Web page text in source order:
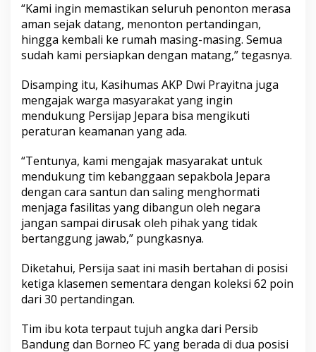
​“Kami ingin memastikan seluruh penonton merasa
aman sejak datang, menonton pertandingan,
hingga kembali ke rumah masing-masing. Semua
sudah kami persiapkan dengan matang,” tegasnya.
​Disamping itu, Kasihumas AKP Dwi Prayitna juga
mengajak warga masyarakat yang ingin
mendukung Persijap Jepara bisa mengikuti
peraturan keamanan yang ada.
​“Tentunya, kami mengajak masyarakat untuk
mendukung tim kebanggaan sepakbola Jepara
dengan cara santun dan saling menghormati
menjaga fasilitas yang dibangun oleh negara
jangan sampai dirusak oleh pihak yang tidak
bertanggung jawab,” pungkasnya.
Diketahui, Persija saat ini masih bertahan di posisi
ketiga klasemen sementara dengan koleksi 62 poin
dari 30 pertandingan.
Tim ibu kota terpaut tujuh angka dari Persib
Bandung dan Borneo FC yang berada di dua posisi